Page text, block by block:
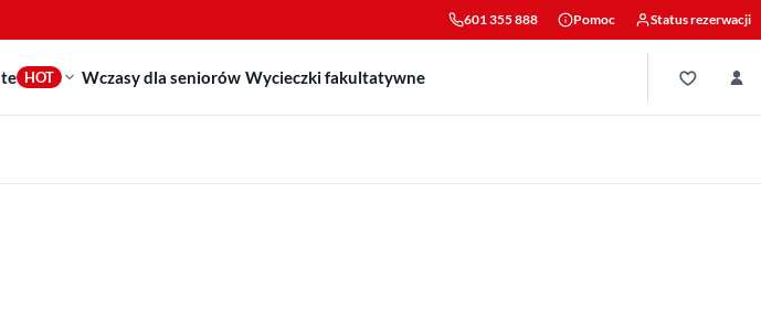
601 355 888 Pomoc Status rezerwacji
HOT Wczasy dla seniorów Wycieczki fakultatywne